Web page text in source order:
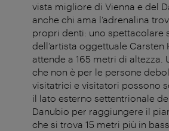
vista migliore di Vienna e del
anche chi ama l’adrenalina
propri denti: uno spettacolare
dell’artista oggettuale Carsten
attende a 165 metri di altezza.
che non è per le persone
visitatrici e visitatori possono
il lato esterno settentrionale
Danubio per raggiungere il
che si trova 15 metri più in